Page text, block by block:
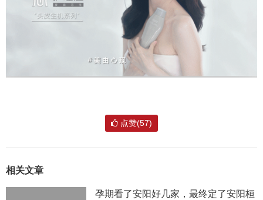
点赞(57)
相关文章
孕期看了安阳好几家，最终定了安阳桓